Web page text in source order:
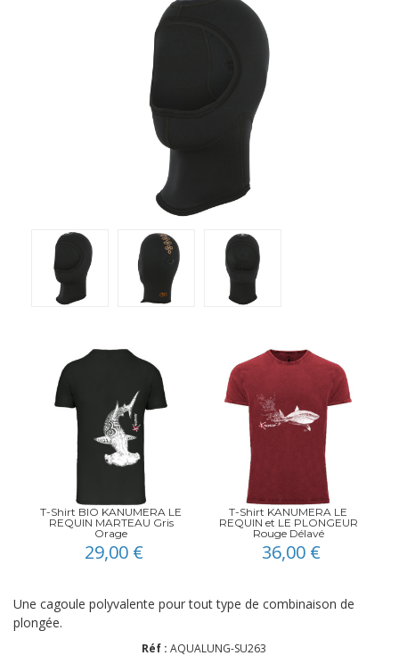
T-Shirt BIO KANUMERA LE
REQUIN MARTEAU Gris
Orage
29,00 €
T-Shirt KANUMERA LE
REQUIN et LE PLONGEUR
Rouge Délavé
36,00 €
Une cagoule polyvalente pour tout type de combinaison de
plongée.
Réf : AQUALUNG-SU263